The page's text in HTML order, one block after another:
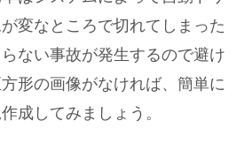
変なところで切れてしまった
ない事故が発生するので避け
形の画像がなければ、簡単に
成してみましょう。